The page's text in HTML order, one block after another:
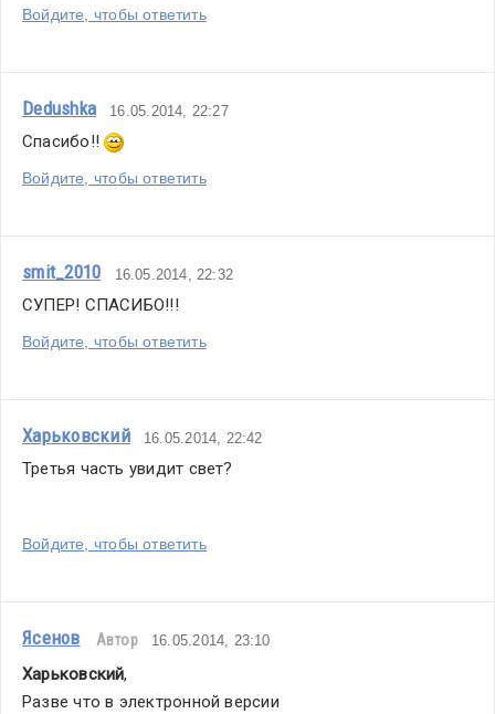
Войдите, чтобы ответить
Dedushka 16.05.2014, 22:27
Спасибо!!
Войдите, чтобы ответить
smit_2010 16.05.2014, 22:32
СУПЕР! СПАСИБО!!!
Войдите, чтобы ответить
Харьковский 16.05.2014, 22:42
Третья часть увидит свет?
Войдите, чтобы ответить
Ясенов Автор 16.05.2014, 23:10
Харьковский,
Разве что в электронной версии